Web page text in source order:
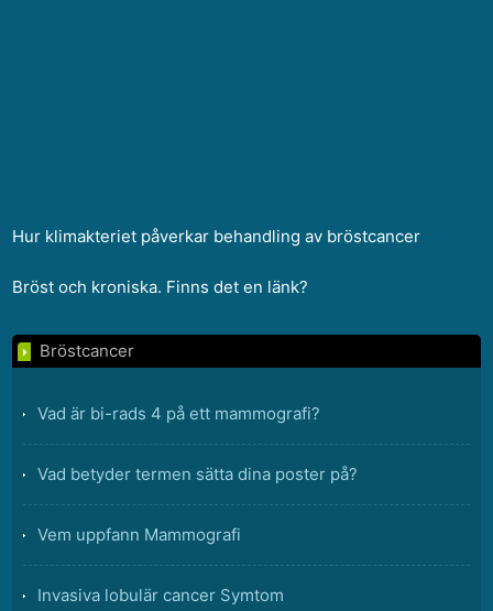
Hur klimakteriet påverkar behandling av bröstcancer
Bröst och kroniska. Finns det en länk?
Bröstcancer
Vad är bi-rads 4 på ett mammografi?
Vad betyder termen sätta dina poster på?
Vem uppfann Mammografi
Invasiva lobulär cancer Symtom